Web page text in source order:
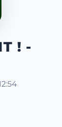
! -